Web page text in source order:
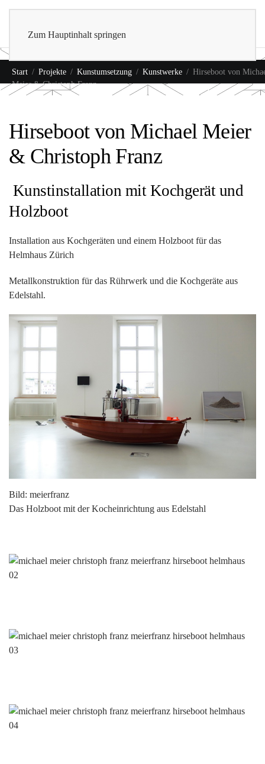
Zum Hauptinhalt springen
Start Projekte Kunstumsetzung Kunstwerke
Hirseboot von
Meier & Christoph Franz
Hirseboot von Michael Meier
& Christoph Franz
Kunstinstallation mit Kochgerät und
Holzboot
Installation aus Kochgeräten und einem Holzboot für das
Helmhaus Zürich
Metallkonstruktion für das Rührwerk und die Kochgeräte aus
Edelstahl.
Bild: meierfranz
Das Holzboot mit der Kocheinrichtung aus Edelstahl